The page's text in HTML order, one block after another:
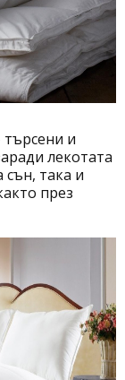
търсени и
лекотата
така и
през